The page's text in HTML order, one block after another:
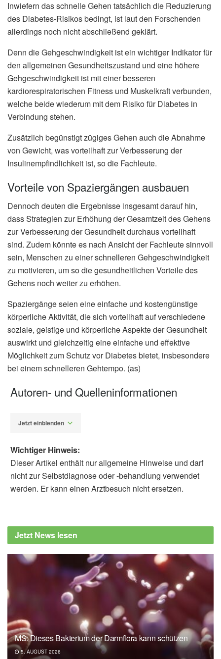
Inwiefern das schnelle Gehen tatsächlich die Reduzierung
des Diabetes-Risikos bedingt, ist laut den Forschenden
allerdings noch nicht abschließend geklärt.
Denn die Gehgeschwindigkeit ist ein wichtiger Indikator für
den allgemeinen Gesundheitszustand und eine höhere
Gehgeschwindigkeit ist mit einer besseren
kardiorespiratorischen Fitness und Muskelkraft verbunden,
welche beide wiederum mit dem Risiko für Diabetes in
Verbindung stehen.
Zusätzlich begünstigt zügiges Gehen auch die Abnahme
von Gewicht, was vorteilhaft zur Verbesserung der
Insulinempfindlichkeit ist, so die Fachleute.
Vorteile von Spaziergängen ausbauen
Dennoch deuten die Ergebnisse insgesamt darauf hin,
dass Strategien zur Erhöhung der Gesamtzeit des Gehens
zur Verbesserung der Gesundheit durchaus vorteilhaft
sind. Zudem könnte es nach Ansicht der Fachleute sinnvoll
sein, Menschen zu einer schnelleren Gehgeschwindigkeit
zu motivieren, um so die gesundheitlichen Vorteile des
Gehens noch weiter zu erhöhen.
Spaziergänge seien eine einfache und kostengünstige
körperliche Aktivität, die sich vorteilhaft auf verschiedene
soziale, geistige und körperliche Aspekte der Gesundheit
auswirkt und gleichzeitig eine einfache und effektive
Möglichkeit zum Schutz vor Diabetes bietet, insbesondere
bei einem schnelleren Gehtempo. (as)
Autoren- und Quelleninformationen
Jetzt einblenden
Alireza Emadi, Dagfinn Aune: Walking speed
and the risk of type 2 diabetes: a systematic
of Sports Medicine (veröffentlicht
28.11.2023),British Journal of Sports
Medicine
BMJ: Faster walking speed of 4 km+/hour
linked to significantly lower type 2 diabetes
risk (veröffentlicht 28.11.2023),BMJ
Wichtiger Hinweis:
Dieser Artikel enthält nur allgemeine Hinweise und darf
nicht zur Selbstdiagnose oder -behandlung verwendet
werden. Er kann einen Arztbesuch nicht ersetzen.
Jetzt News lesen
MS: Dieses Bakterium der Darmflora kann schützen
5. AUGUST 2026